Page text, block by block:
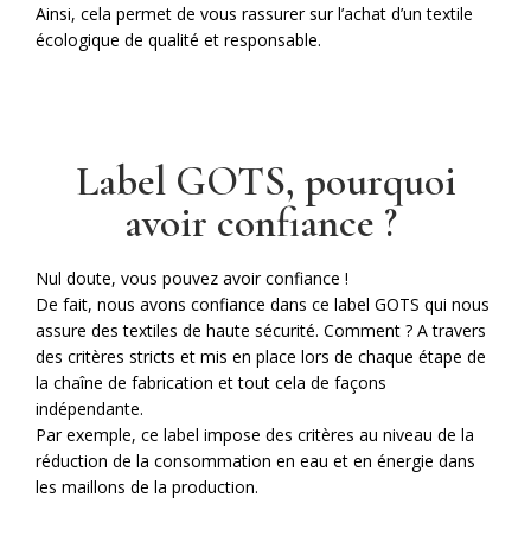
Ainsi, cela permet de vous rassurer sur l’achat d’un textile
écologique de qualité et responsable.
Label GOTS, pourquoi
avoir confiance ?
Nul doute, vous pouvez avoir confiance !
De fait, nous avons confiance dans ce label GOTS qui nous
assure des textiles de haute sécurité. Comment ? A travers
des critères stricts et mis en place lors de chaque étape de
la chaîne de fabrication et tout cela de façons
indépendante.
Par exemple, ce label impose des critères au niveau de la
réduction de la consommation en eau et en énergie dans
les maillons de la production.